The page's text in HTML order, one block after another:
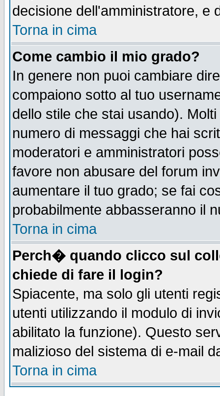
decisione dell'amministratore, e
Torna in cima
Come cambio il mio grado?
In genere non puoi cambiare
compaiono sotto al tuo
dello stile che stai usando).
numero di messaggi che hai
moderatori e amministratori
favore non abusare del forum
aumentare il tuo grado; se fai
probabilmente abbasseranno il
Torna in cima
Perch� quando clicco sul
chiede di fare il login?
Spiacente, ma solo gli utenti
utenti utilizzando il modulo di
abilitato la funzione). Questo
malizioso del sistema di e-mail
Torna in cima